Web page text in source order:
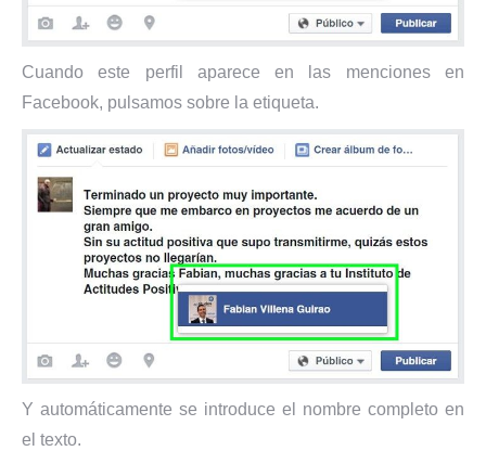
Cuando este perfil aparece en las menciones en
Facebook, pulsamos sobre la etiqueta.
Y automáticamente se introduce el nombre completo en
el texto.